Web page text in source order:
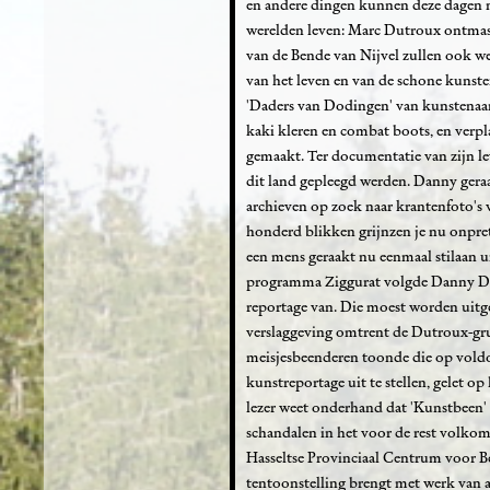
en andere dingen kunnen deze
werelden leven: Marc Dutroux
van de Bende van Nijvel zullen ook
van het leven en van de schone
'Daders van Dodingen' van
kaki kleren en combat boots, en
gemaakt. Ter documentatie van zijn
dit land gepleegd werden. Danny
archieven op zoek naar krantenfoto's
honderd blikken grijnzen je nu
een mens geraakt nu eenmaal
programma Ziggurat volgde Danny
reportage van. Die moest worden
verslaggeving omtrent de Dutroux-
meisjesbeenderen toonde die op
kunstreportage uit te stellen, gelet op
lezer weet onderhand dat
schandalen in het voor de rest
Hasseltse Provinciaal Centrum voor
tentoonstelling brengt met werk van